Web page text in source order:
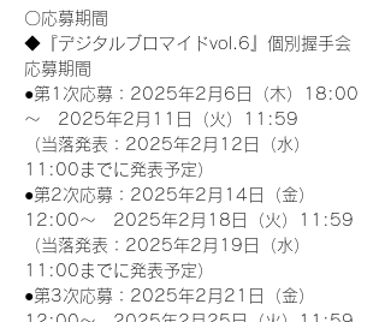
〇応募期間
◆『デジタルブロマイドvol.6』個別握手会
応募期間
●第1次応募：2025年2月6日（木）18:00
～　2025年2月11日（火）11:59
（当落発表：2025年2月12日（水）
11:00までに発表予定）
●第2次応募：2025年2月14日（金）
12:00～　2025年2月18日（火）11:59
（当落発表：2025年2月19日（水）
11:00までに発表予定）
●第3次応募：2025年2月21日（金）